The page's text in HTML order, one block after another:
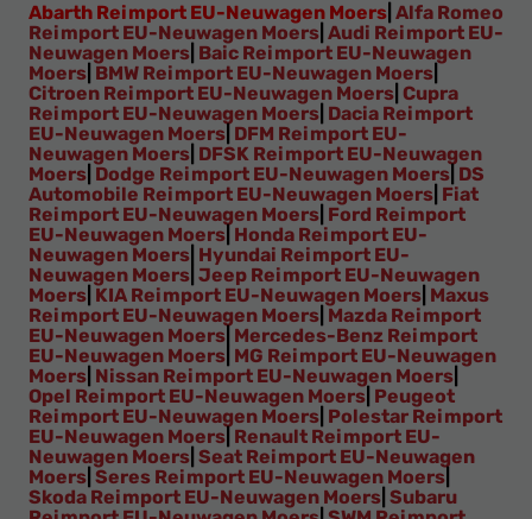
Abarth Reimport EU-Neuwagen Moers Alfa Romeo
Reimport EU-Neuwagen Moers Audi Reimport EU-
Neuwagen Moers Baic Reimport EU-Neuwagen
Moers BMW Reimport EU-Neuwagen Moers
Citroen Reimport EU-Neuwagen Moers Cupra
Reimport EU-Neuwagen Moers Dacia Reimport
EU-Neuwagen Moers DFM Reimport EU-
Neuwagen Moers DFSK Reimport EU-Neuwagen
Moers Dodge Reimport EU-Neuwagen Moers DS
Automobile Reimport EU-Neuwagen Moers Fiat
Reimport EU-Neuwagen Moers Ford Reimport
EU-Neuwagen Moers Honda Reimport EU-
Neuwagen Moers Hyundai Reimport EU-
Neuwagen Moers Jeep Reimport EU-Neuwagen
Moers KIA Reimport EU-Neuwagen Moers Maxus
Reimport EU-Neuwagen Moers Mazda Reimport
EU-Neuwagen Moers Mercedes-Benz Reimport
EU-Neuwagen Moers MG Reimport EU-Neuwagen
Moers Nissan Reimport EU-Neuwagen Moers
Opel Reimport EU-Neuwagen Moers Peugeot
Reimport EU-Neuwagen Moers Polestar Reimport
EU-Neuwagen Moers Renault Reimport EU-
Neuwagen Moers Seat Reimport EU-Neuwagen
Moers Seres Reimport EU-Neuwagen Moers
Skoda Reimport EU-Neuwagen Moers Subaru